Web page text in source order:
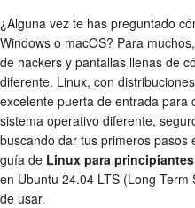
¿Alguna vez te has preguntado
Windows o macOS? Para
de hackers y pantallas llenas de
diferente. Linux, con
excelente puerta de entrada para
sistema operativo diferente,
buscando dar tus primeros pasos
guía de Linux para principiantes
en Ubuntu 24.04 LTS (Long
de usar.